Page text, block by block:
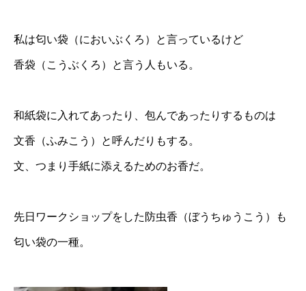
私は匂い袋（においぶくろ）と言っているけど
香袋（こうぶくろ）と言う人もいる。
和紙袋に入れてあったり、包んであったりするものは
文香（ふみこう）と呼んだりもする。
文、つまり手紙に添えるためのお香だ。
先日ワークショップをした防虫香（ぼうちゅうこう）も
匂い袋の一種。